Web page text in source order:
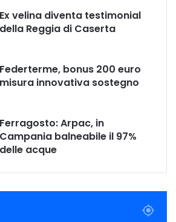
Ex velina diventa testimonial
della Reggia di Caserta
Federterme, bonus 200 euro
misura innovativa sostegno
Ferragosto: Arpac, in
Campania balneabile il 97%
delle acque